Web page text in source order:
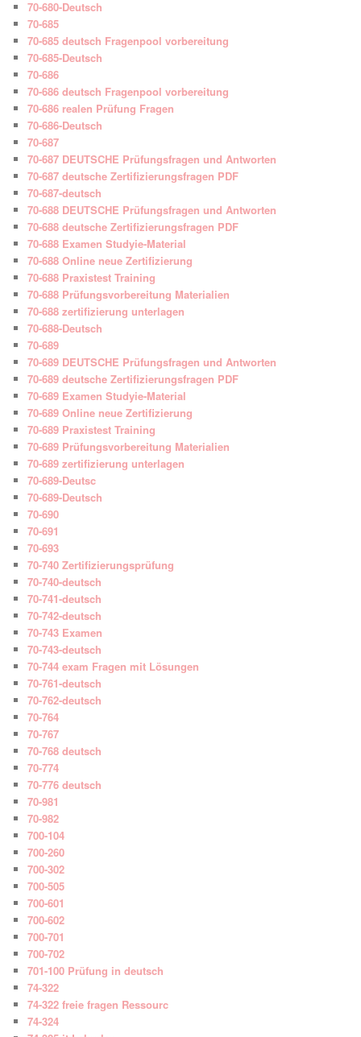
70-680-Deutsch
70-685
70-685 deutsch Fragenpool vorbereitung
70-685-Deutsch
70-686
70-686 deutsch Fragenpool vorbereitung
70-686 realen Prüfung Fragen
70-686-Deutsch
70-687
70-687 DEUTSCHE Prüfungsfragen und Antworten
70-687 deutsche Zertifizierungsfragen PDF
70-687-deutsch
70-688 DEUTSCHE Prüfungsfragen und Antworten
70-688 deutsche Zertifizierungsfragen PDF
70-688 Examen Studyie-Material
70-688 Online neue Zertifizierung
70-688 Praxistest Training
70-688 Prüfungsvorbereitung Materialien
70-688 zertifizierung unterlagen
70-688-Deutsch
70-689
70-689 DEUTSCHE Prüfungsfragen und Antworten
70-689 deutsche Zertifizierungsfragen PDF
70-689 Examen Studyie-Material
70-689 Online neue Zertifizierung
70-689 Praxistest Training
70-689 Prüfungsvorbereitung Materialien
70-689 zertifizierung unterlagen
70-689-Deutsc
70-689-Deutsch
70-690
70-691
70-693
70-740 Zertifizierungsprüfung
70-740-deutsch
70-741-deutsch
70-742-deutsch
70-743 Examen
70-743-deutsch
70-744 exam Fragen mit Lösungen
70-761-deutsch
70-762-deutsch
70-764
70-767
70-768 deutsch
70-774
70-776 deutsch
70-981
70-982
700-104
700-260
700-302
700-505
700-601
700-602
700-701
700-702
701-100 Prüfung in deutsch
74-322
74-322 freie fragen Ressourc
74-324